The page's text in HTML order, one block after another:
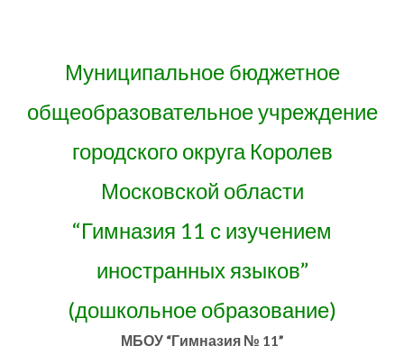
Муниципальное бюджетное
общеобразовательное учреждение
городского округа Королев
Московской области
“Гимназия 11 с изучением
иностранных языков”
(дошкольное образование)
МБОУ “Гимназия № 11”